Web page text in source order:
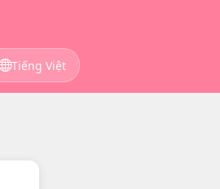
Tiếng Việt